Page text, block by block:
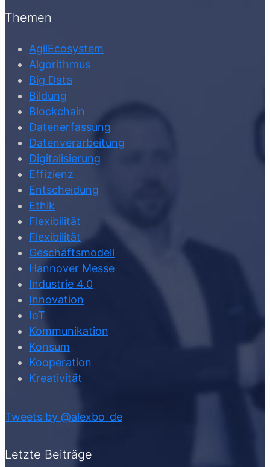
Themen
AgilEcosystem
Algorithmus
Big Data
Bildung
Blockchain
Datenerfassung
Datenverarbeitung
Digitalisierung
Effizienz
Entscheidung
Ethik
Flexibilität
Flexibilität
Geschäftsmodell
Hannover Messe
Industrie 4.0
Innovation
IoT
Kommunikation
Konsum
Kooperation
Kreativität
Tweets by @alexbo_de
Letzte Beiträge